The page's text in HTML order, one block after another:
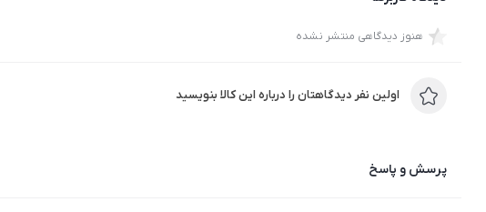
هنوز دیدگاهی منتشر نشده
اولین نفر دیدگاهتان را درباره این کالا بنویسید
پرسش و پاسخ